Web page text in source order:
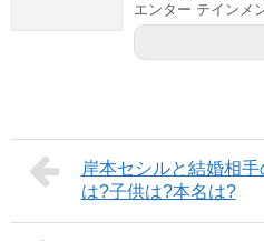
エンター テインメ
岸本セシルと結婚相
は?子供は?本名は?